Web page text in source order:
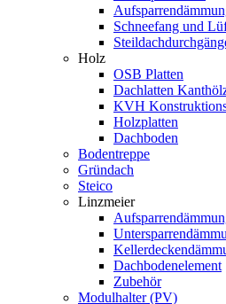
Schneefang und
Holz
OSB Platten
Dachlatten
KVH
Holzplatten
Dachboden
Bodentreppe
Gründach
Steico
Linzmeier
Dachbodenelement
Zubehör
Modulhalter (PV)